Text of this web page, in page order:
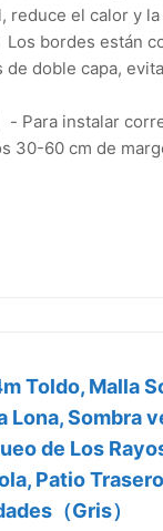
reduce el calor y la
Los bordes están
doble capa,
- Para instalar
30-60 cm de
Toldo, Malla
Lona, Sombra
de Los
Patio
（Gris）